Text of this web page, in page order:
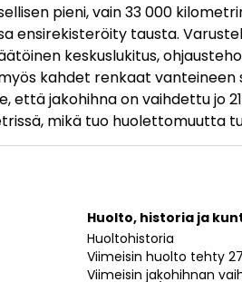
pieni, vain 33 000
ensirekisteröity tausta.
keskuslukitus,
kahdet renkaat vanteineen
että jakohihna on vaihdettu jo
mikä tuo huolettomuutta
Huolto, historia ja
Huoltohistoria
Viimeisin huolto tehty
Viimeisin jakohihnan